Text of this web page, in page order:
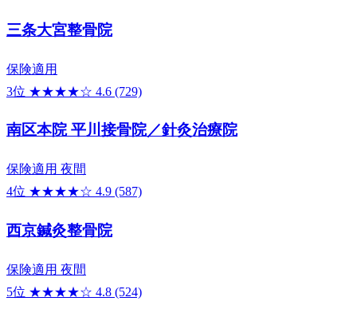
三条大宮整骨院
保険適用
3位 ★★★★☆ 4.6 (729)
南区本院 平川接骨院／針灸治療院
保険適用 夜間
4位 ★★★★☆ 4.9 (587)
西京鍼灸整骨院
保険適用 夜間
5位 ★★★★☆ 4.8 (524)